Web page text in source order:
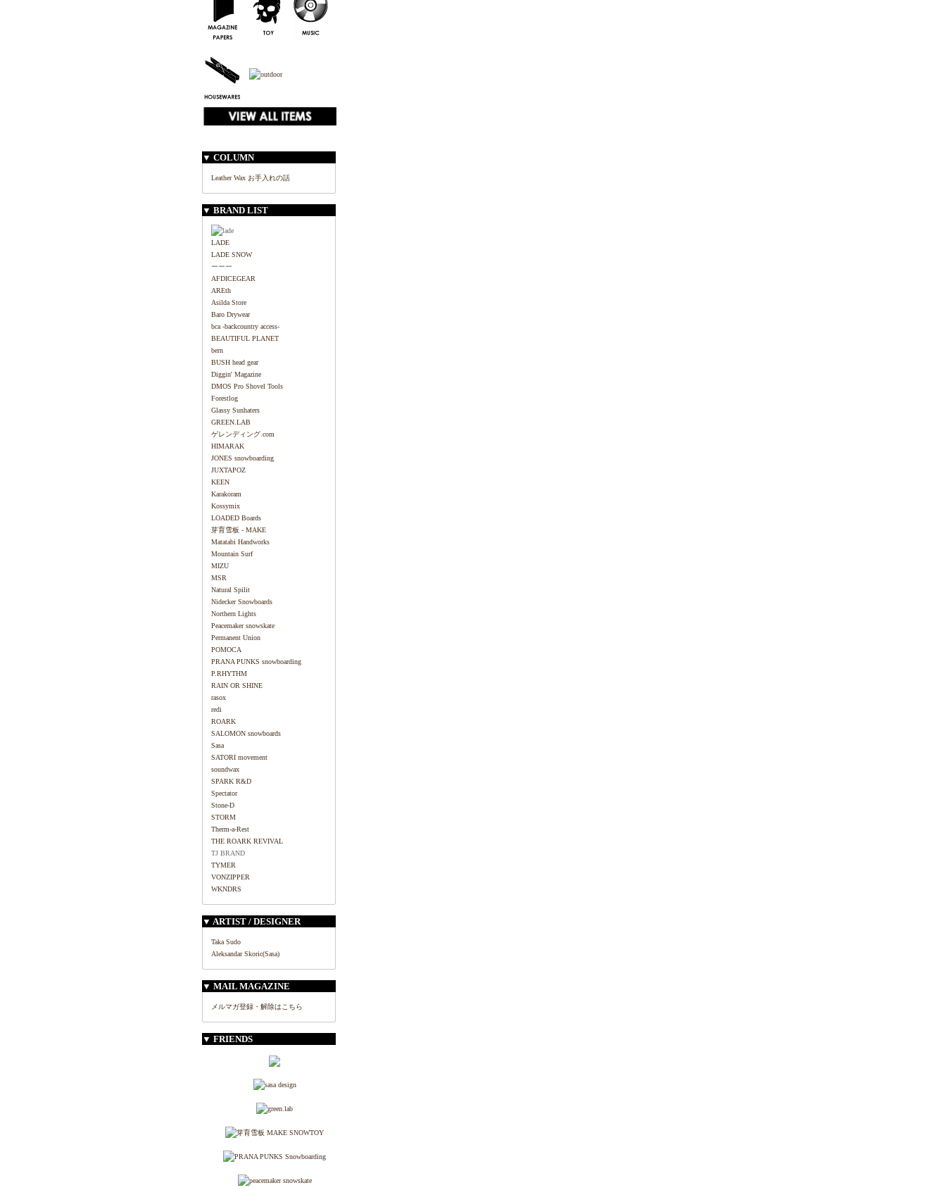
▼ COLUMN
Leather Wax お手入れの話
▼ BRAND LIST
LADE
LADE SNOW
ーーー
AFDICEGEAR
AREth
Asilda Store
Baro Drywear
bca -backcountry access-
BEAUTIFUL PLANET
bern
BUSH head gear
Diggin' Magazine
DMOS Pro Shovel Tools
Forestlog
Glassy Sunhaters
GREEN.LAB
ゲレンディング.com
HIMARAK
JONES snowboarding
JUXTAPOZ
KEEN
Karakoram
Kossymix
LOADED Boards
芽育雪板 - MAKE
Matatabi Handworks
Mountain Surf
MIZU
MSR
Natural Spilit
Nidecker Snowboards
Northern Lights
Peacemaker snowskate
Permanent Union
POMOCA
PRANA PUNKS snowboarding
P.RHYTHM
RAIN OR SHINE
rasox
redi
ROARK
SALOMON snowboards
Sasa
SATORI movement
soundwax
SPARK R&D
Spectator
Stone-D
STORM
Therm-a-Rest
THE ROARK REVIVAL
TJ BRAND
TYMER
VONZIPPER
WKNDRS
▼ ARTIST / DESIGNER
Taka Sudo
Aleksandar Skoric(Sasa)
▼ MAIL MAGAZINE
メルマガ登録・解除はこちら
▼ FRIENDS